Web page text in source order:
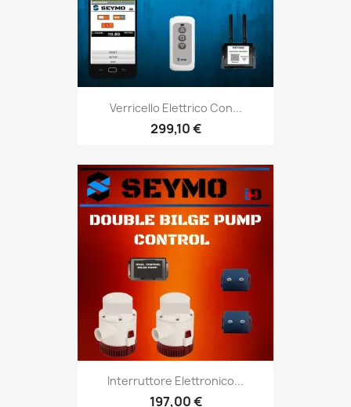
Verricello Elettrico Con...
299,10 €
Interruttore Elettronico...
197,00 €